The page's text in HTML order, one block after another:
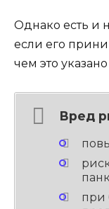
Однако есть и
если его
чем это
Вред
при